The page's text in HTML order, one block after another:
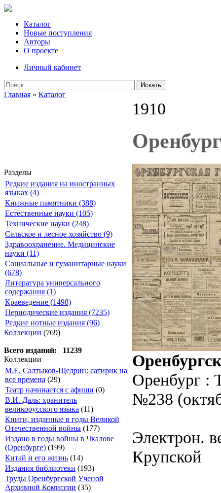
Каталог
Новые поступления
Авторы
О проекте
Личный кабинет
Искать
Главная » Каталог
Разделы
Редкие издания на иностранных
языках (4)
Книжные памятники (388)
Естественные науки (105)
Технические науки (248)
Сельское и лесное хозяйство (9)
Здравоохранение. Медицинские
науки (11)
Социальные и гуманитарные науки
(678)
Литература универсального
содержания (1)
Краеведение (1498)
Периодические издания (7235)
Редкие нотные издания (96)
Коллекции (769)
Всего изданий: 11239
Коллекции
М.Е. Салтыков-Щедрин: сатирик на
все времена (29)
Театр начинается с афиши (0)
В.И. Даль: хранитель
великорусского языка (11)
Книги, изданные в годы Великой
Отечественной войны (177)
Издано в годы войны в Чкалове
(Оренбурге) (199)
Китай и его жизнь (14)
Издания библиотеки (193)
Труды Оренбургской Ученой
Архивной Комиссии (35)
1910
Оренбург :
№238
Электрон.
Крупской